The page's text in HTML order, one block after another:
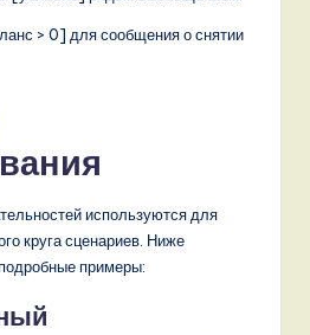
> 0] для сообщения о снятии
используются для
круга сценариев. Ниже
примеры: